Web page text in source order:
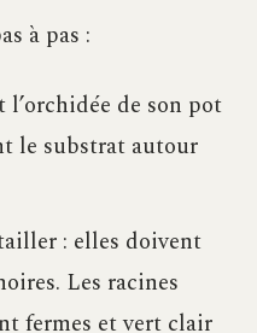
à pas :
de son pot
le substrat autour
: elles doivent
Les racines
fermes et vert clair